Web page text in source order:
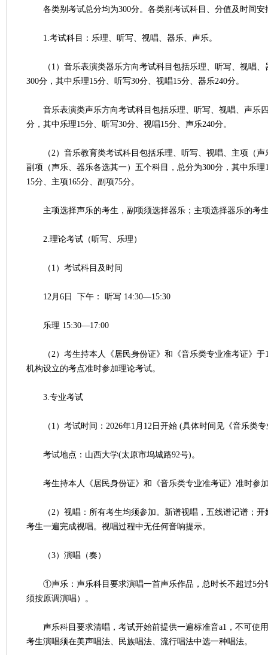
各类别考试总分均为300分。各类别考试科目、分值及时间安
1.考试科目：乐理、听写、视唱、器乐、声乐。
（1）音乐表演类器乐方向考试科目包括乐理、听写、视唱、
300分，其中乐理15分、听写30分、视唱15分、器乐240分。
音乐表演类声乐方向考试科目包括乐理、听写、视唱、声乐
分，其中乐理15分、听写30分、视唱15分、声乐240分。
（2）音乐教育类考试科目包括乐理、听写、视唱、主项（声
副项（声乐、器乐各选其一）五个科目，总分为300分，其中乐理
15分、主项165分、副项75分。
主项选择声乐的考生，副项须选择器乐；主项选择器乐的考
2.理论考试（听写、乐理）
（1）考试科目及时间
12月6日 下午： 听写 14:30—15:30
乐理 15:30—17:00
（2）考生持本人《居民身份证》和《音乐类专业准考证》于
机构设立的考点准时参加理论考试。
3.专业考试
（1）考试时间：2026年1月12日开始 (具体时间见《音乐类专
考试地点：山西大学(太原市坞城路92号)。
考生持本人《居民身份证》和《音乐类专业准考证》准时参
（2）视唱：所有考生均须参加。新谱视唱，五线谱记谱；开
考生一遍完成视唱。视唱过程中无任何音响提示。
（3）演唱（奏）
①声乐：声乐科目要求演唱一首声乐作品，总时长不超过5分
须按原调演唱）。
声乐科目要求清唱，考试开始前提供一遍标准音a1，不可使
考生演唱须在美声唱法、民族唱法、流行唱法中选一种唱法。